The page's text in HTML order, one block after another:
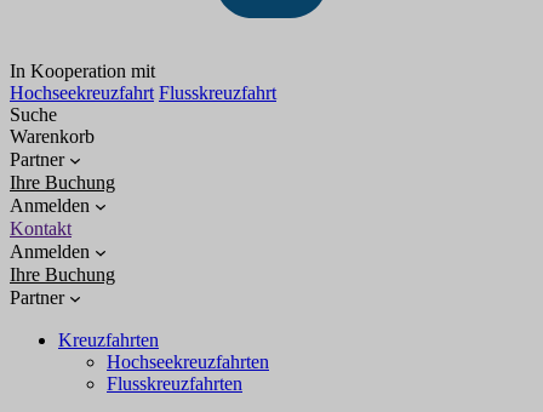
In Kooperation mit
Hochseekreuzfahrt Flusskreuzfahrt
Suche
Warenkorb
Partner
Ihre Buchung
Anmelden
Kontakt
Anmelden
Ihre Buchung
Partner
Kreuzfahrten
Hochseekreuzfahrten
Flusskreuzfahrten